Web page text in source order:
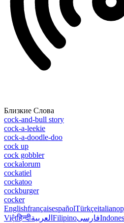
Близкие Слова
cock-and-bull story
cock-a-leekie
cock-a-doodle-doo
cock up
cock gobbler
cockalorum
cockatiel
cockatoo
cockburger
cocker
EnglishfrançaisespañolTürkçeitaliano
Việtहिन्दीالعربية Filipinoفارسی